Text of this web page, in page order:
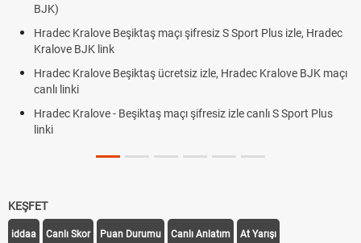
BJK)
Hradec Kralove Beşiktaş maçı şifresiz S Sport Plus izle, Hradec
Kralove BJK link
Hradec Kralove Beşiktaş ücretsiz izle, Hradec Kralove BJK maçı
canlı linki
Hradec Kralove - Beşiktaş maçı şifresiz izle canlı S Sport Plus
linki
KEŞFET
iddaa Canlı Skor Puan Durumu Canlı Anlatım At Yarışı